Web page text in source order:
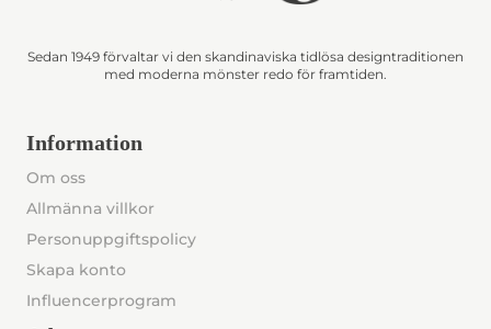
Sedan 1949 förvaltar vi den skandinaviska tidlösa designtraditionen
med moderna mönster redo för framtiden.
Information
Om oss
Allmänna villkor
Personuppgiftspolicy
Skapa konto
Influencerprogram